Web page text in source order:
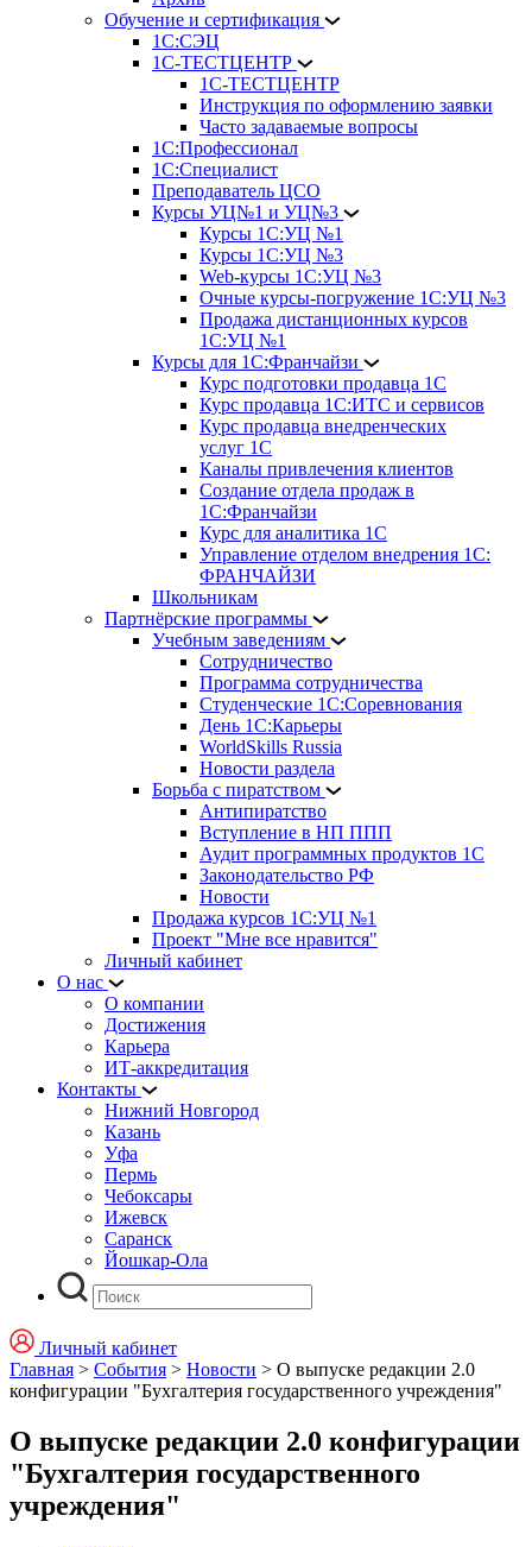
Обучение и сертификация
1С:СЭЦ
1С-ТЕСТЦЕНТР
1С-ТЕСТЦЕНТР
Инструкция по оформлению заявки
Часто задаваемые вопросы
1С:Профессионал
1С:Специалист
Преподаватель ЦСО
Курсы УЦ№1 и УЦ№3
Курсы 1С:УЦ №1
Курсы 1С:УЦ №3
Web-курсы 1С:УЦ №3
Очные курсы-погружение 1С:УЦ №3
Продажа дистанционных курсов
1С:УЦ №1
Курсы для 1С:Франчайзи
Курс подготовки продавца 1С
Курс продавца 1С:ИТС и сервисов
Курс продавца внедренческих
услуг 1С
Каналы привлечения клиентов
Создание отдела продаж в
1С:Франчайзи
Курс для аналитика 1С
Управление отделом внедрения 1С:
ФРАНЧАЙЗИ
Школьникам
Партнёрские программы
Учебным заведениям
Сотрудничество
Программа сотрудничества
Студенческие 1С:Соревнования
День 1С:Карьеры
WorldSkills Russia
Новости раздела
Борьба с пиратством
Антипиратство
Вступление в НП ППП
Аудит программных продуктов 1С
Законодательство РФ
Новости
Продажа курсов 1С:УЦ №1
Проект "Мне все нравится"
Личный кабинет
О нас
О компании
Достижения
Карьера
ИТ-аккредитация
Контакты
Нижний Новгород
Казань
Уфа
Пермь
Чебоксары
Ижевск
Саранск
Йошкар-Ола
Личный кабинет
Главная > События > Новости > О выпуске редакции 2.0
конфигурации "Бухгалтерия государственного учреждения"
О выпуске редакции 2.0 конфигурации
"Бухгалтерия государственного
учреждения"